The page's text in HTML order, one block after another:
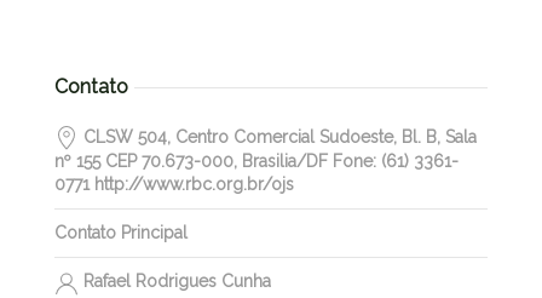
Contato
CLSW 504, Centro Comercial Sudoeste, Bl. B, Sala
nº 155 CEP 70.673-000, Brasilia/DF Fone: (61) 3361-
0771 http://www.rbc.org.br/ojs
Contato Principal
Rafael Rodrigues Cunha